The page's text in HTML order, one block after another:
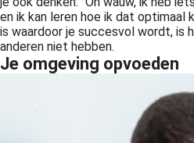
en ik kan leren hoe ik dat optimaal
is waardoor je succesvol wordt, is
anderen niet hebben.
Je omgeving opvoeden